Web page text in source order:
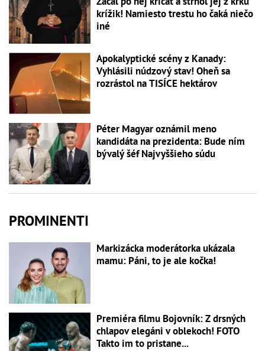
krížik! Namiesto trestu ho čaká niečo
iné
Apokalyptické scény z Kanady:
Vyhlásili núdzový stav! Oheň sa
rozrástol na TISÍCE hektárov
Péter Magyar oznámil meno
kandidáta na prezidenta: Bude ním
bývalý šéf Najvyššieho súdu
PROMINENTI
Markizácka moderátorka ukázala
mamu: Páni, to je ale kočka!
Premiéra filmu Bojovník: Z drsných
chlapov elegáni v oblekoch! FOTO
Takto im to pristane...